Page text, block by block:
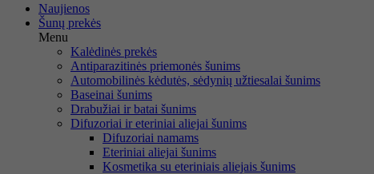
Naujienos
Šunų prekės
Menu
Kalėdinės prekės
Antiparazitinės priemonės šunims
Automobilinės kėdutės, sėdynių užtiesalai šunims
Baseinai šunims
Drabužiai ir batai šunims
Difuzoriai ir eteriniai aliejai šunims
Difuzoriai namams
Eteriniai aliejai šunims
Kosmetika su eteriniais aliejais šunims